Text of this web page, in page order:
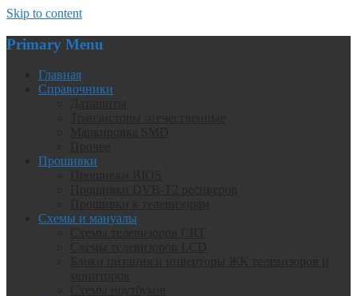
Skip to content
Primary Menu
Главная
Справочники
Прошивки
Схемы и мануалы